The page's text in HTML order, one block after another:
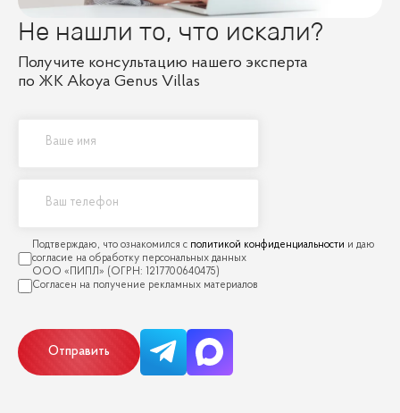
Не нашли то, что искали?
Получите консультацию нашего эксперта
по ЖК Akoya Genus Villas
политикой конфиденциальности
Отправить